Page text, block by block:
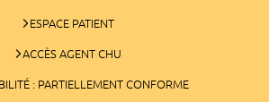
ESPACE PATIENT
ACCÈS AGENT CHU
: PARTIELLEMENT CONFORME